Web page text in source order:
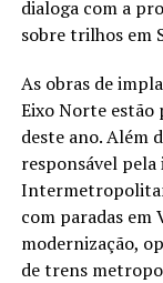
dialoga com a
sobre trilhos em
As obras de
Eixo Norte estão
deste ano. Além
responsável
com paradas em
modernização,
de trens